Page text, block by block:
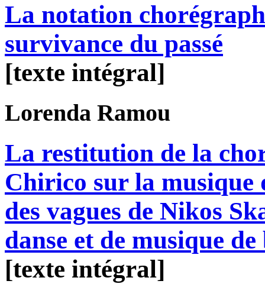
La notation
survivance du passé
[texte intégral]
Lorenda Ramou
La restitution de la
Chirico sur la musique
des vagues de Nikos
danse et de musique
[texte intégral]